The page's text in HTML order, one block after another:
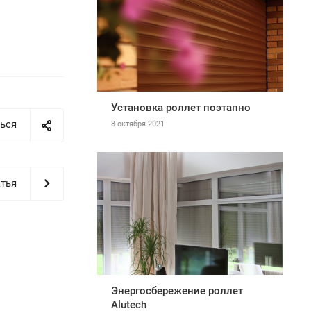
Установка роллет поэтапно
8 октября 2021
Энергосбережение роллет
Alutech